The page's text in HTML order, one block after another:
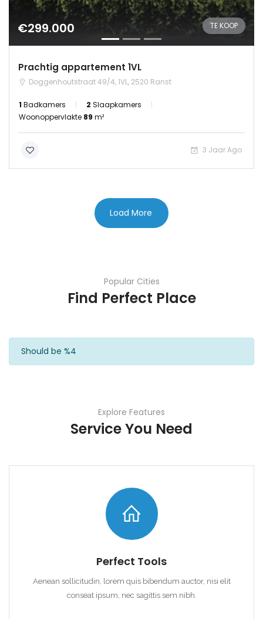
€299.000 TE KOOP
Prachtig appartement 1VL
Doggenhoutstraat 49/4, 1VL, 2520 Ranst
1 Badkamers 2 Slaapkamers
Woonoppervlakte 89 m²
3 Jaar Ago
Load More
Popular Cities
Find Perfect Place
Should be %4
Explore Features
Service You Need
Perfect Tools
Aenean sollicitudin, lorem quis bibendum auctor, nisi elit
conseat ipsum, nec sagittis sem nibh.